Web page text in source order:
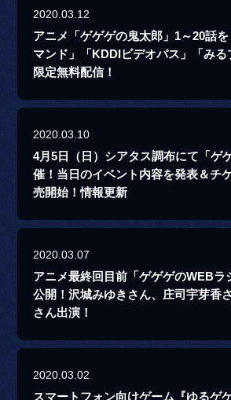
2020.03.12
アニメ「ゲゲゲの鬼太郎」1～20話
マンド」「KDDIビデオパス」「みる
限定無料配信！
2020.03.10
4月5日（日）シアタス調布にて「ゲ
催！当日のイベント内容を発表＆チ
売開始！情報更新
2020.03.07
アニメ最終回目前「ゲゲゲのWEBラ
公開！沢城みゆきさん、庄司宇芽香
さん出演！
2020.03.02
スマートフォン向けゲーム『ゆるゲ